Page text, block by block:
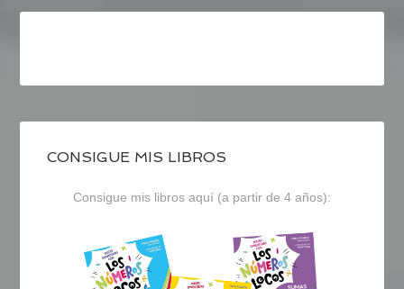
CONSIGUE MIS LIBROS
Consigue mis libros aquí (a partir de 4 años):